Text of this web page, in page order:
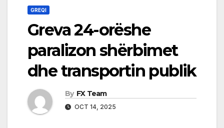
GREQI
Greva 24-orëshe
paralizon shërbimet
dhe transportin publik
By FX Team
OCT 14, 2025